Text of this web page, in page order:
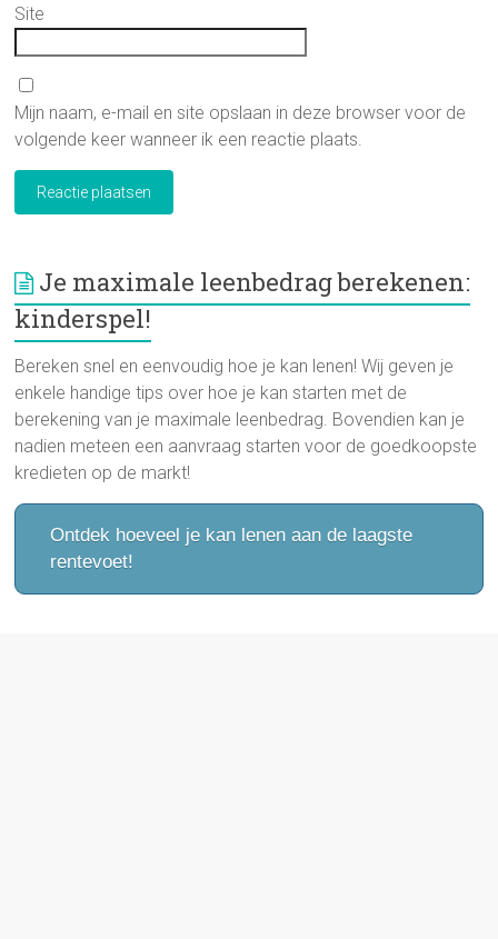
Site
Mijn naam, e-mail en site opslaan in deze browser voor de
volgende keer wanneer ik een reactie plaats.
Je maximale leenbedrag berekenen:
kinderspel!
Bereken snel en eenvoudig hoe je kan lenen! Wij geven je
enkele handige tips over hoe je kan starten met de
berekening van je maximale leenbedrag. Bovendien kan je
nadien meteen een aanvraag starten voor de goedkoopste
kredieten op de markt!
Ontdek hoeveel je kan lenen aan de laagste
rentevoet!